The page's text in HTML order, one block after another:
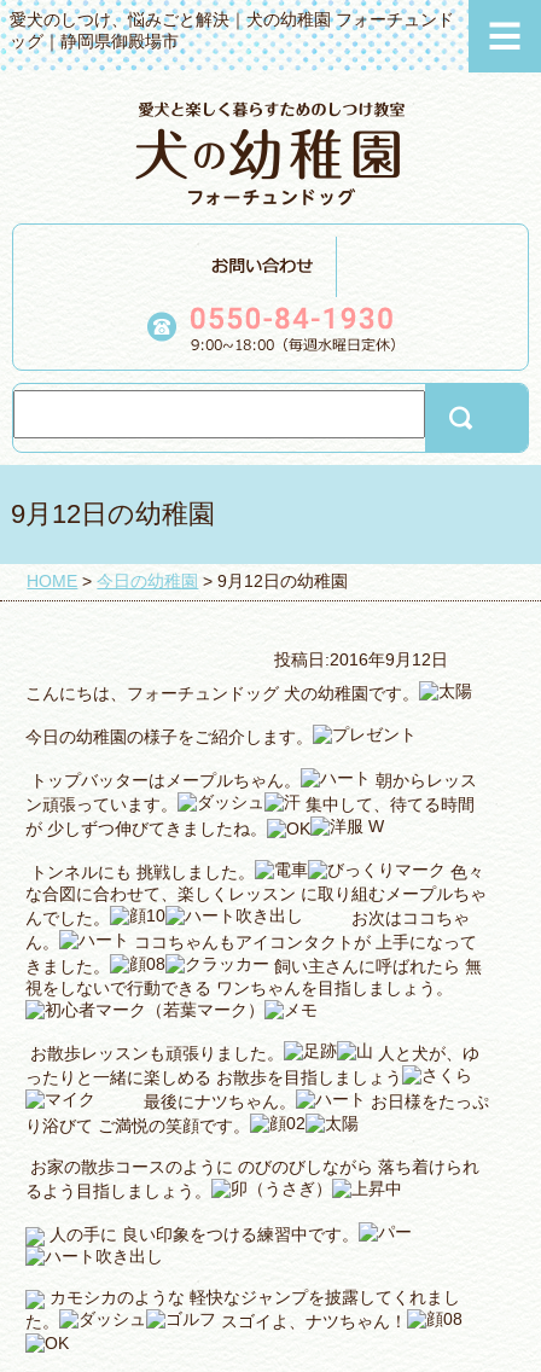
愛犬のしつけ、悩みごと解決｜犬の幼稚園 フォーチュンド
ッグ｜静岡県御殿場市
9月12日の幼稚園
HOME >今日の幼稚園 >9月12日の幼稚園
投稿日:2016年9月12日
こんにちは、フォーチュンドッグ 犬の幼稚園です。
今日の幼稚園の様子をご紹介します。
トップバッターはメープルちゃん。
朝からレッス
ン頑張っています。
集中して、待てる時間
が 少しずつ伸びてきましたね。
トンネルにも 挑戦しました。
色々
な合図に合わせて、楽しくレッスン に取り組むメープルちゃ
んでした。
お次はココちゃ
ん。
ココちゃんもアイコンタクトが 上手になって
きました。
飼い主さんに呼ばれたら 無
視をしないで行動できる ワンちゃんを目指しましょう。
お散歩レッスンも頑張りました。
人と犬が、ゆ
ったりと一緒に楽しめる お散歩を目指しましょう
最後にナツちゃん。
お日様をたっぷ
り浴びて ご満悦の笑顔です。
お家の散歩コースのように のびのびしながら 落ち着けられ
るよう目指しましょう。
人の手に 良い印象をつける練習中です。
カモシカのような 軽快なジャンプを披露してくれまし
た。
スゴイよ、ナツちゃん！